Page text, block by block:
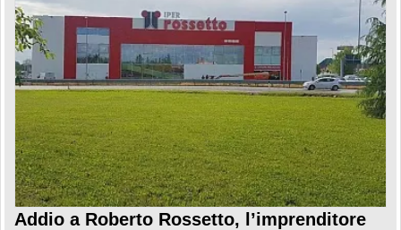
Addio a Roberto Rossetto, l’imprenditore